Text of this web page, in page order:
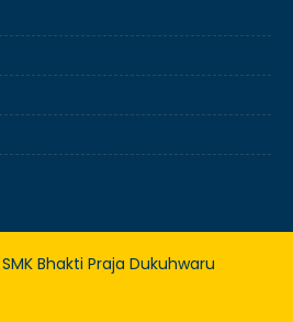
Bhakti Praja Dukuhwaru